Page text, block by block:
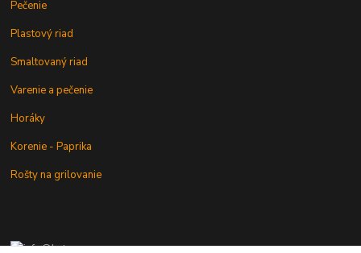
Pečenie
Plastový riad
Smaltovaný riad
Varenie a pečenie
Horáky
Korenie - Paprika
Rošty na grilovanie